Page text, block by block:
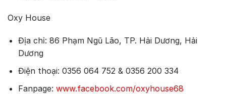
Oxy House
Địa chỉ: 86 Phạm Ngũ Lão, TP. Hải Dương, Hải
Dương
Điện thoại: 0356 064 752 & 0356 200 334
Fanpage: www.facebook.com/oxyhouse68